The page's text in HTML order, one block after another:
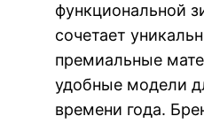
функциональной
сочетает
премиальные
удобные модели
времени года.